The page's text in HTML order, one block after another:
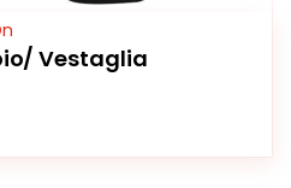
Vestaglia